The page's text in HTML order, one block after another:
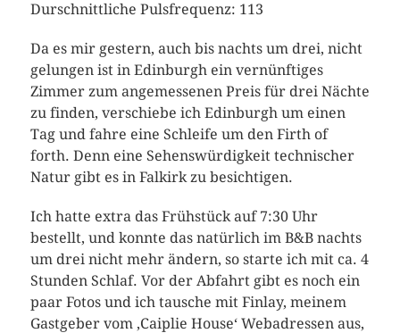
Durschnittliche Pulsfrequenz: 113
Da es mir gestern, auch bis nachts um drei, nicht
gelungen ist in Edinburgh ein vernünftiges
Zimmer zum angemessenen Preis für drei Nächte
zu finden, verschiebe ich Edinburgh um einen
Tag und fahre eine Schleife um den Firth of
forth. Denn eine Sehenswürdigkeit technischer
Natur gibt es in Falkirk zu besichtigen.
Ich hatte extra das Frühstück auf 7:30 Uhr
bestellt, und konnte das natürlich im B&B nachts
um drei nicht mehr ändern, so starte ich mit ca. 4
Stunden Schlaf. Vor der Abfahrt gibt es noch ein
paar Fotos und ich tausche mit Finlay, meinem
Gastgeber vom ‚Caiplie House‘ Webadressen aus,